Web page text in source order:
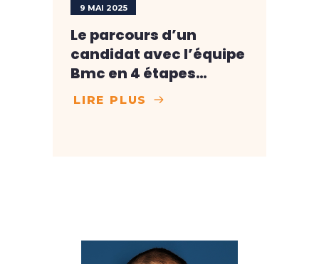
9 MAI 2025
Le parcours d’un
candidat avec l’équipe
Bmc en 4 étapes…
LIRE PLUS